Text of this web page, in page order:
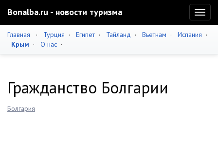
Bonalba.ru - новости туризма
Главная · Турция · Египет· Тайланд · Вьетнам · Испания ·
Крым · О нас ·
Гражданство Болгарии
Болгария